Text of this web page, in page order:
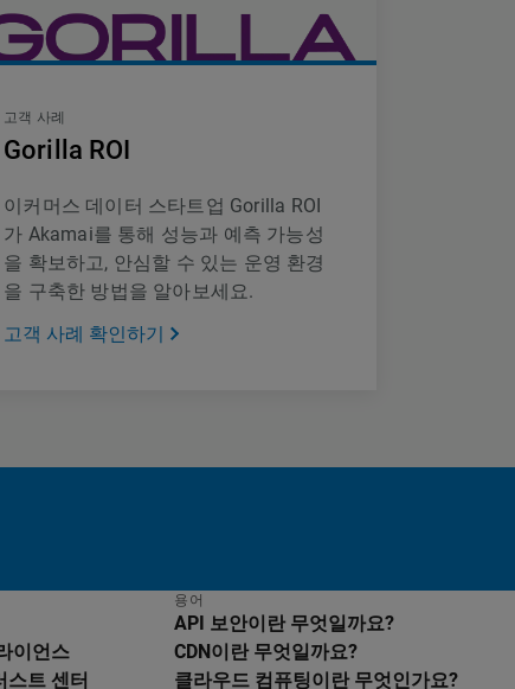
고객 사례
Gorilla ROI
이커머스 데이터 스타트업 Gorilla ROI
가 Akamai를 통해 성능과 예측 가능성
을 확보하고, 안심할 수 있는 운영 환경
을 구축한 방법을 알아보세요.
고객 사례 확인하기
이언스
스트 센터
용어
API 보안이란 무엇일까요?
CDN이란 무엇일까요?
클라우드 컴퓨팅이란 무엇인가요?